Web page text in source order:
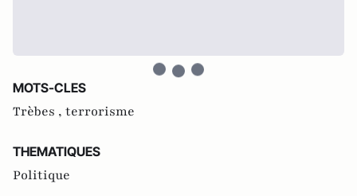
MOTS-CLES
Trèbes , terrorisme
THEMATIQUES
Politique